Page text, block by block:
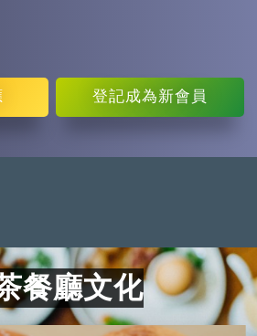
登記成為新會員
餐廳文化